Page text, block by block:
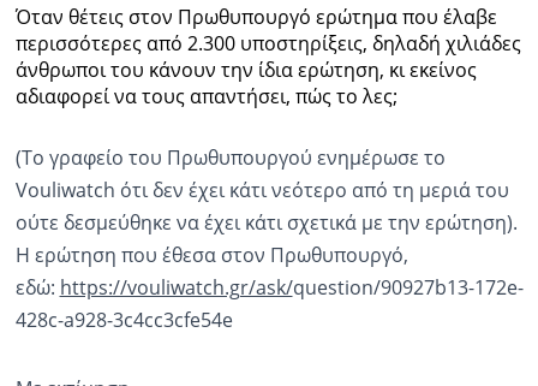
Πολιτική
Οικονομία
Αθλητικά
Κόσμος
Ραδιόφωνο LIVE
Εκπομπές
Όταν θέτεις στον Πρωθυπουργό ερώτημα που έλαβε
περισσότερες από 2.300 υποστηρίξεις, δηλαδή χιλιάδες
άνθρωποι του κάνουν την ίδια ερώτηση, κι εκείνος
αδιαφορεί να τους απαντήσει, πώς το λες;
(Το γραφείο του Πρωθυπουργού ενημέρωσε το
Vouliwatch ότι δεν έχει κάτι νεότερο από τη μεριά του
ούτε δεσμεύθηκε να έχει κάτι σχετικά με την ερώτηση).
Η ερώτηση που έθεσα στον Πρωθυπουργό,
εδώ: https://vouliwatch.gr/ask/question/90927b13-172e-
428c-a928-3c4cc3cfe54e